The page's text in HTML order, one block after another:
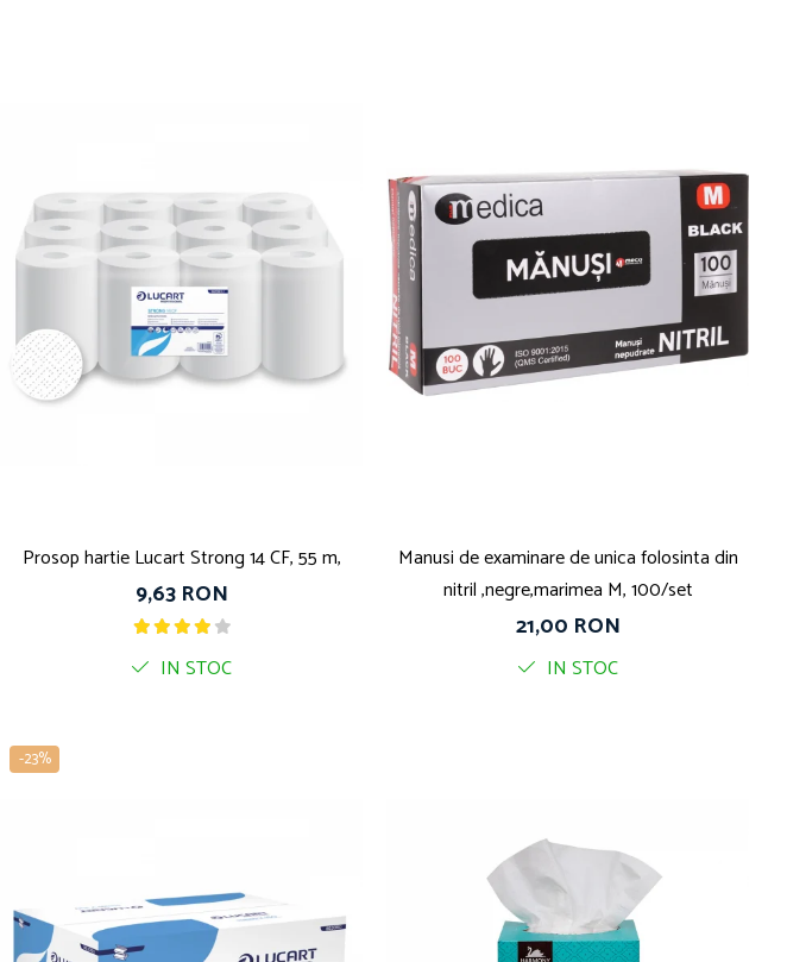
Prosop hartie Lucart Strong 14 CF, 55 m,
9,63 RON
IN STOC
Manusi de examinare de unica folosinta din
nitril ,negre,marimea M, 100/set
21,00 RON
IN STOC
-23%